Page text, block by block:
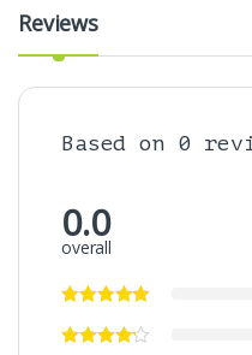
Reviews
Based on 0
0.0
overall